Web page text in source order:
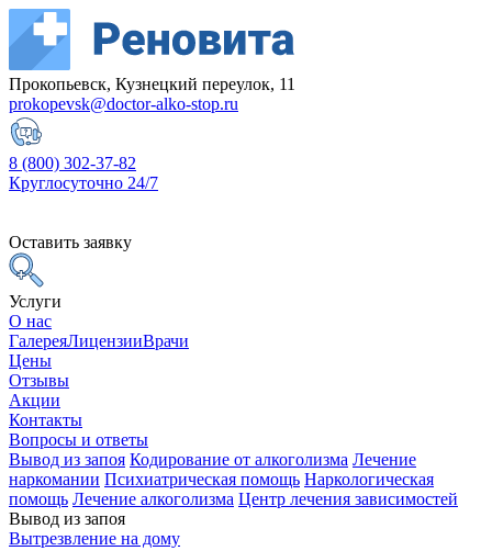
Прокопьевск, Кузнецкий переулок, 11
prokopevsk@doctor-alko-stop.ru
8 (800) 302-37-82
Круглосуточно 24/7
Оставить заявку
Услуги
О нас
ГалереяЛицензииВрачи
Цены
Отзывы
Акции
Контакты
Вопросы и ответы
Вывод из запоя Кодирование от алкоголизма Лечение
наркомании Психиатрическая помощь Наркологическая
помощь Лечение алкоголизма Центр лечения зависимостей
Вывод из запоя
Вытрезвление на дому